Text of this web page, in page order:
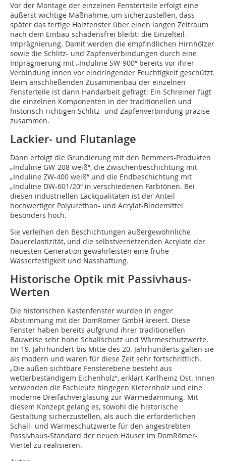
Vor der Montage der einzelnen Fensterteile erfolgt eine
äußerst wichtige Maßnahme, um sicherzustellen, dass
später das fertige Holzfenster über einen langen Zeitraum
nach dem Einbau schadensfrei bleibt: die Einzelteil-
Imprägnierung. Damit werden die empfindlichen Hirnhölzer
sowie die Schlitz- und Zapfenverbindungen durch eine
Imprägnierung mit „Induline SW-900“ bereits vor ihrer
Verbindung innen vor eindringender Feuchtigkeit geschützt.
Beim anschließenden Zusammenbau der einzelnen
Fensterteile ist dann Handarbeit gefragt: Ein Schreiner fügt
die einzelnen Komponenten in der traditionellen und
historisch richtigen Schlitz- und Zapfenverbindung präzise
zusammen.
Lackier- und Flutanlage
Dann erfolgt die Grundierung mit den Remmers-Produkten
„Induline GW-208 weiß“, die Zwischen­beschichtung mit
„Induline ZW-400 weiß“ und die Endbeschichtung mit
„Induline DW-601/20“ in verschiedenen Farbtönen. Bei
diesen industriellen Lackqualitäten ist der Anteil
hochwertiger Polyurethan- und Acrylat-Bindemittel
besonders hoch.
Sie verleihen den Beschichtungen außergewöhnliche
Dauerelastizität, und die selbstvernetzenden Acrylate der
neuesten Generation gewährleisten eine frühe
Wasserfestigkeit und Nasshaftung.
Historische Optik mit Passivhaus-
Werten
Die historischen Kastenfenster wurden in enger
Abstimmung mit der DomRömer GmbH kreiert. Diese
Fenster haben bereits aufgrund ihrer traditionellen
Bauweise sehr hohe Schallschutz und Wärmeschutzwerte.
Im 19. Jahrhundert bis Mitte des 20. Jahrhunderts galten sie
als modern und waren für diese Zeit sehr fortschrittlich.
„Die außen sichtbare Fensterebene besteht aus
wetterbeständigem Eichenholz“, erklärt Karlheinz Ost. Innen
verwenden die Fachleute hingegen Kiefernholz und eine
moderne Dreifachverglasung zur Wärmedämmung. Mit
diesem Konzept gelang es, sowohl die historische
Gestaltung sicherzustellen, als auch die erforderlichen
Schall- und Wärmeschutzwerte für den angestrebten
Passivhaus-Standard der neuen Häuser im DomRömer-
Viertel zu realisieren.